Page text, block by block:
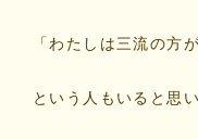
「わたしは三流の方
という人もいると思